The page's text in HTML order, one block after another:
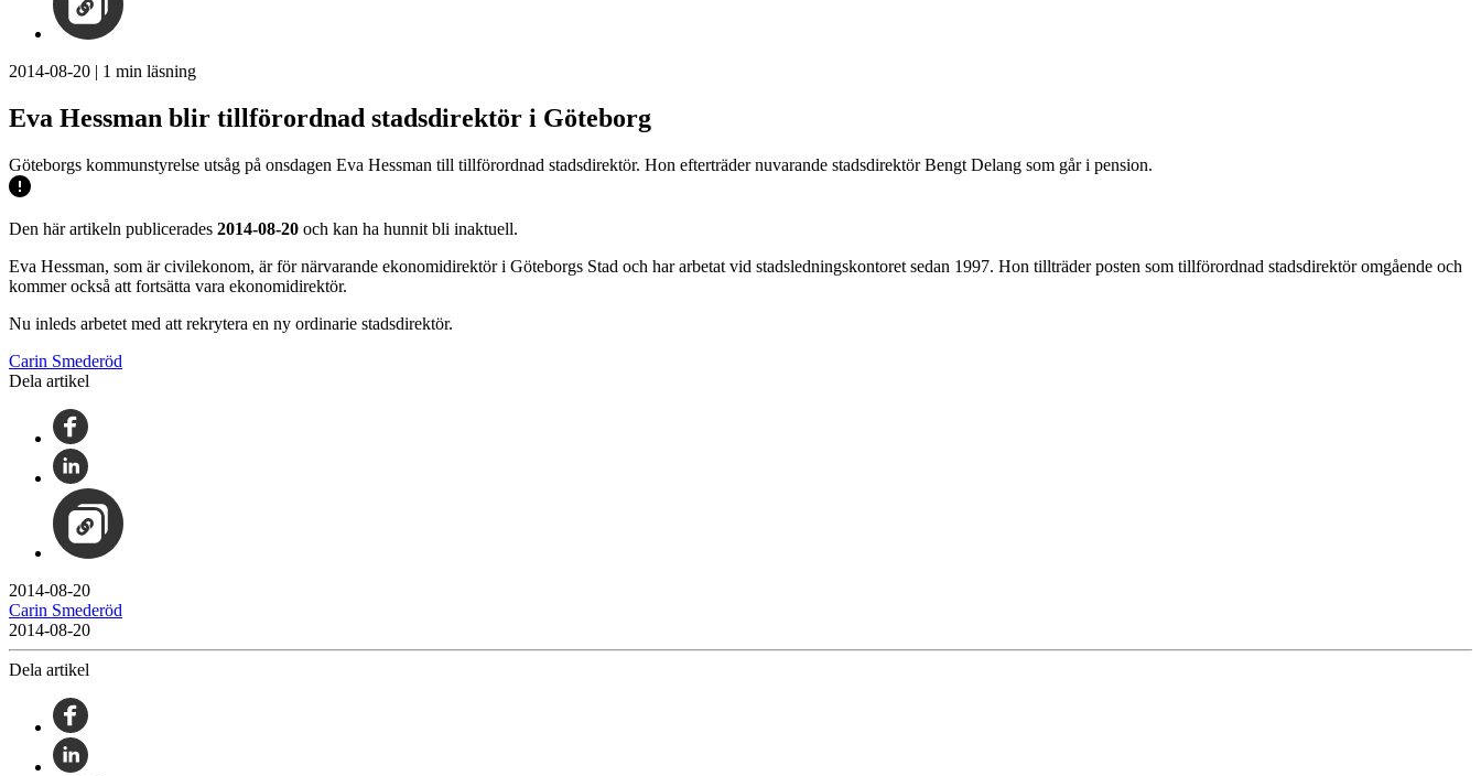
2014-08-20 | 1 min läsning
Eva Hessman blir tillförordnad stadsdirektör i Göteborg
Göteborgs kommunstyrelse utsåg på onsdagen Eva Hessman till tillförordnad stadsdirektör. Hon efterträder nuvarande stadsdirektör Bengt Delang som går i pension.
Den här artikeln publicerades 2014-08-20 och kan ha hunnit bli inaktuell.
Eva Hessman, som är civilekonom, är för närvarande ekonomidirektör i Göteborgs Stad och har arbetat vid stadsledningskontoret sedan 1997. Hon tillträder posten som tillförordnad stadsdirektör omgående och
kommer också att fortsätta vara ekonomidirektör.
Nu inleds arbetet med att rekrytera en ny ordinarie stadsdirektör.
Carin Smederöd
Dela artikel
2014-08-20
Carin Smederöd
2014-08-20
Dela artikel